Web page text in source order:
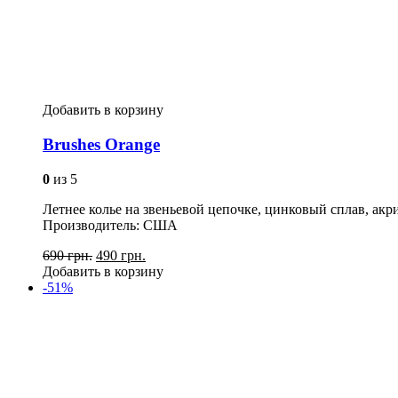
Добавить в корзину
Brushes Orange
0 из 5
Летнее колье на звеньевой цепочке, цинковый сплав,
Производитель: США
690 грн. 490 грн.
Добавить в корзину
-51%